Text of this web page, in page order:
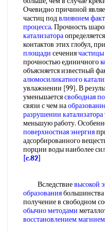
Очевидно причиной
частиц подвлиянием
процесса. Прочность
катализатора
контактов этих глобул,
площади сечениячастицы
прочностью единичного
объясняется известный
алюмосиликатного
увлажнении [99]. В
уменьшаетсясвободная
связи с чем на
разрушении катализатора
меньшую работу.
поверхностная энергия
адсорбированного
порции воды наиболее
[c.82]
Вследствиевысокой
образованиябольшинства
получение в свободном
обычно методами
восстановлением магнием